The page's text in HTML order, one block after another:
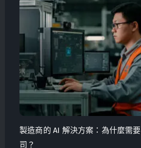
製造商的 AI 解決方案：為什麼需
司？